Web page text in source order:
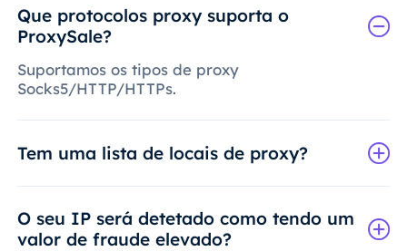
Que protocolos proxy suporta o
ProxySale?
Suportamos os tipos de proxy
Socks5/HTTP/HTTPs.
Tem uma lista de locais de proxy?
O seu IP será detetado como tendo um
valor de fraude elevado?